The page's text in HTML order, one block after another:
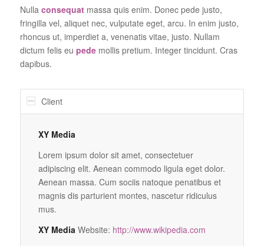
Nulla consequatmassa quis enim. Donec pede justo,
fringilla vel, aliquet nec, vulputate eget, arcu. In enim justo,
rhoncus ut, imperdiet a, venenatis vitae, justo. Nullam
dictum felis eu pedemollis pretium. Integer tincidunt. Cras
dapibus.
Client
XY Media
Lorem ipsum dolor sit amet, consectetuer
adipiscing elit. Aenean commodo ligula eget dolor.
Aenean massa. Cum sociis natoque penatibus et
magnis dis parturient montes, nascetur ridiculus
mus.
XY Media Website: http://www.wikipedia.com